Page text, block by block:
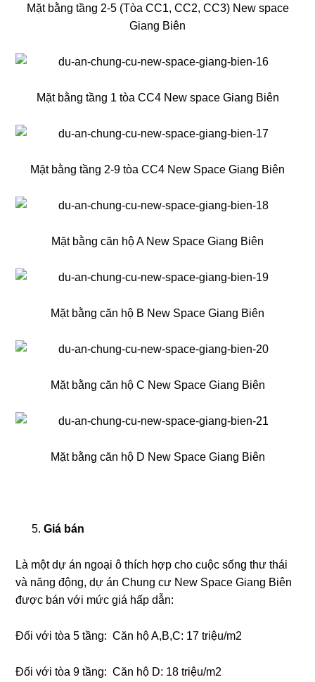
Mặt bằng tầng 2-5 (Tòa CC1, CC2, CC3) New space
Giang Biên
Mặt bằng tầng 1 tòa CC4 New space Giang Biên
Mặt bằng tầng 2-9 tòa CC4 New Space Giang Biên
Mặt bằng căn hộ A New Space Giang Biên
Mặt bằng căn hộ B New Space Giang Biên
Mặt bằng căn hộ C New Space Giang Biên
Mặt bằng căn hộ D New Space Giang Biên
Giá bán
Là một dự án ngoại ô thích hợp cho cuộc sống thư thái
và năng động, dự án Chung cư New Space Giang Biên
được bán với mức giá hấp dẫn:
Đối với tòa 5 tầng: Căn hộ A,B,C: 17 triệu/m2
Đối với tòa 9 tầng: Căn hộ D: 18 triệu/m2